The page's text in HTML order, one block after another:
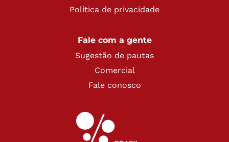
Política de privacidade
Fale com a gente
Sugestão de pautas
Comercial
Fale conosco